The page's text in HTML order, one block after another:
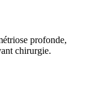
profonde,
chirurgie.